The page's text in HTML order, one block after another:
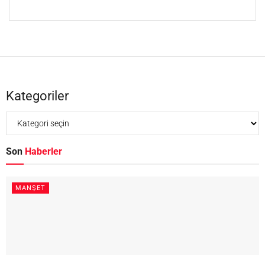
Kategoriler
Son Haberler
MANŞET